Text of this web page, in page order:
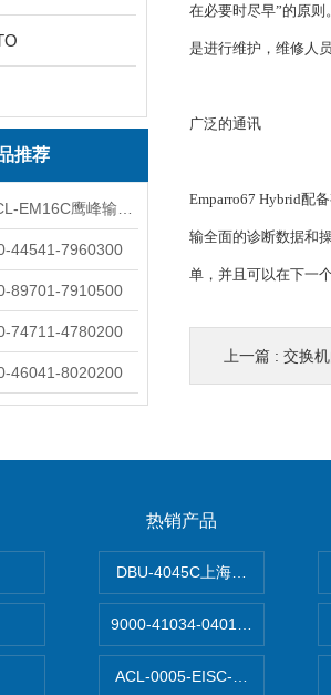
推荐
44541-7960300
89701-7910500
74711-4780200
46041-8020200
在必要时尽早”的原
是进行维护，维修人
广泛的通讯
Emparro67 Hybrid配
输全面的诊断数据和
单，并且可以在下一
上一篇 : 交换
热销产品
DBU-4045C上海鹰峰制动单元
9000-41034-0401000穆尔
ACL-0005-EISC-E2M8C上海